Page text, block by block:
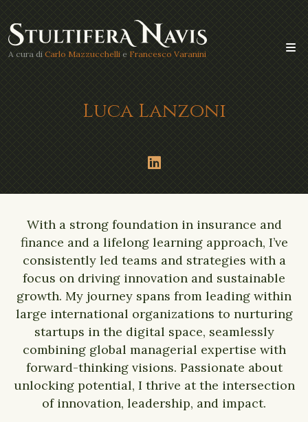
A cura di Carlo Mazzucchelli e Francesco Varanini
Luca Lanzoni
With a strong foundation in insurance and
finance and a lifelong learning approach, I’ve
consistently led teams and strategies with a
focus on driving innovation and sustainable
growth. My journey spans from leading within
large international organizations to nurturing
startups in the digital space, seamlessly
combining global managerial expertise with
forward-thinking visions. Passionate about
unlocking potential, I thrive at the intersection
of innovation, leadership, and impact.